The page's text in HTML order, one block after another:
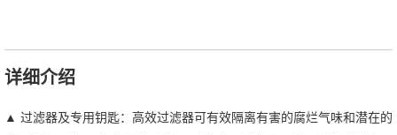
详细介绍
▲ 过滤器及专用钥匙：高效过滤器可有效隔离有害的腐烂气味和潜在的